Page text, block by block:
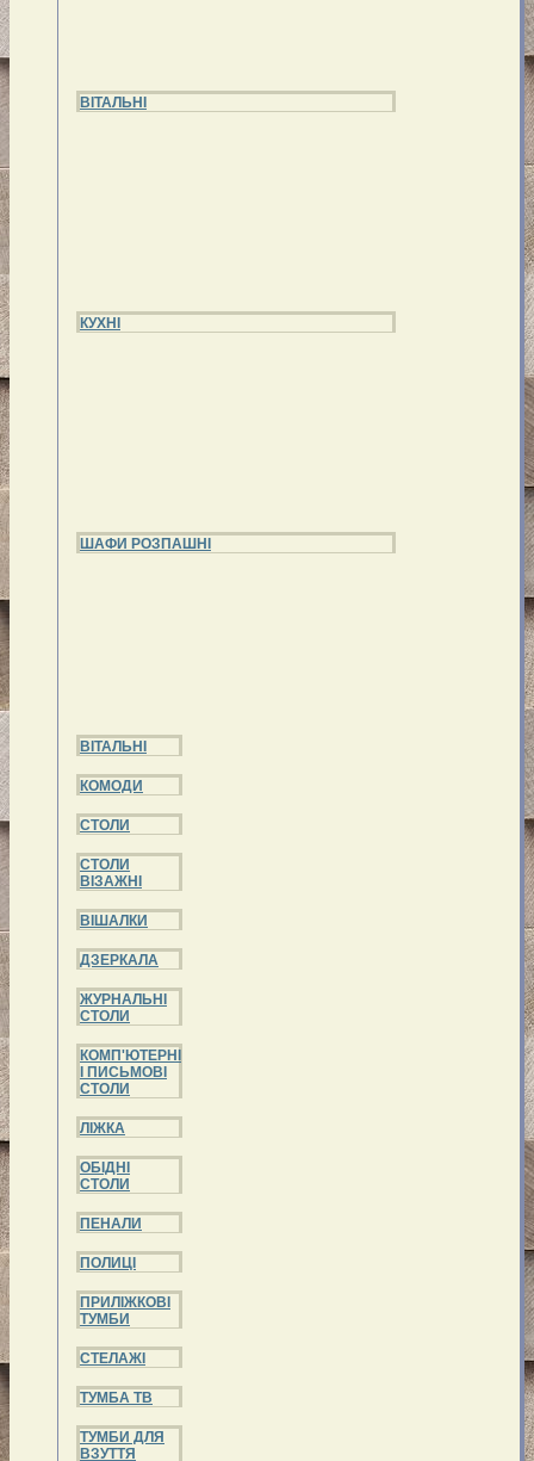
ВІТАЛЬНІ
КУХНІ
ШАФИ РОЗПАШНІ
ВІТАЛЬНІ
КОМОДИ
СТОЛИ
СТОЛИ
ВІЗАЖНІ
ВІШАЛКИ
ДЗЕРКАЛА
ЖУРНАЛЬНІ
СТОЛИ
КОМП'ЮТЕРНІ
І ПИСЬМОВІ
СТОЛИ
ЛІЖКА
ОБІДНІ
СТОЛИ
ПЕНАЛИ
ПОЛИЦІ
ПРИЛІЖКОВІ
ТУМБИ
СТЕЛАЖІ
ТУМБА ТВ
ТУМБИ ДЛЯ
ВЗУТТЯ